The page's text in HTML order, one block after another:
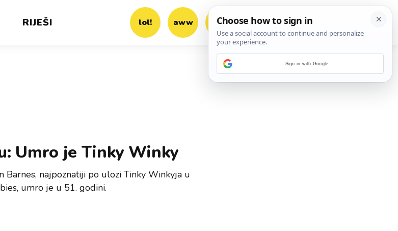
RIJEŠI lol! aww vrh! woot?!
Umro je Tinky Winky
Barnes, najpoznatiji po ulozi Tinky Winkyja u
umro je u 51. godini.
Sign in with Google